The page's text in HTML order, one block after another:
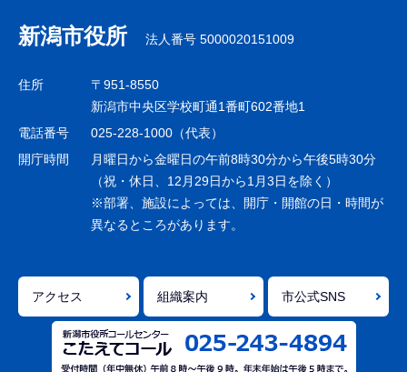
ナ
ビ
ゲ
シ
ョ
で
新潟市役所 法人番号 5000020151009
住所
〒951-8550
新潟市中央区学校町通1番町602番地1
電話番号
025-228-1000（代表）
開庁時間
月曜日から金曜日の午前8時30分から午後5時30分
（祝・休日、12月29日から1月3日を除く）
※部署、施設によっては、開庁・開館の日・時間が
異なるところがあります。
アクセス 組織案内 市公式SNS